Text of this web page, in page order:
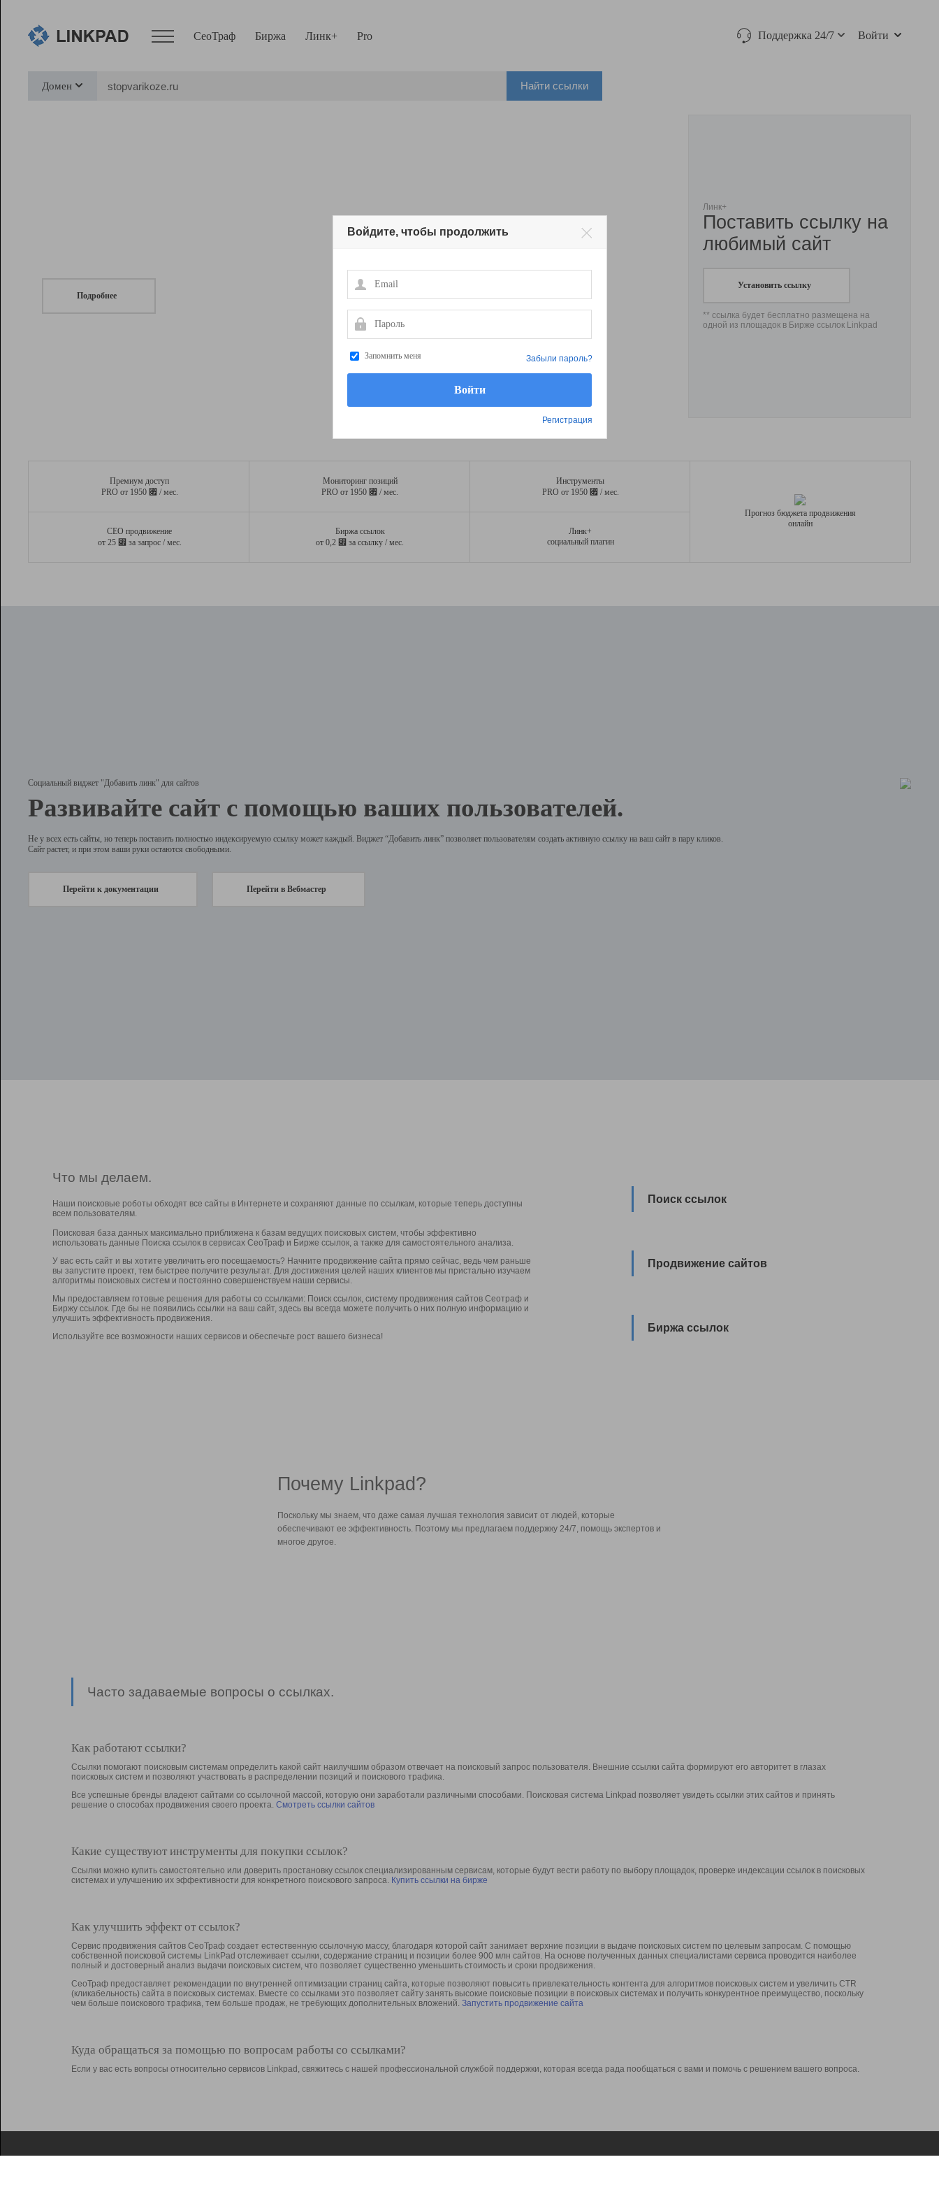
СеоТраф Биржа Линк+ Pro Поддержка 24/7 Войти
Домен Найти ссылки
Подробнее
Линк+
Поставить ссылку на
любимый сайт
Установить ссылку
** ссылка будет бесплатно размещена на
одной из площадок в Бирже ссылок Linkpad
Премиум доступ
PRO от 1950 ⃏ / мес.
Мониторинг позиций
PRO от 1950 ⃏ / мес.
Инструменты
PRO от 1950 ⃏ / мес.
СЕО продвижение
от 25 ⃏ за запрос / мес.
Биржа ссылок
от 0,2 ⃏ за ссылку / мес.
Линк+
социальный плагин
Прогноз бюджета продвижения
онлайн
Социальный виджет "Добавить линк" для сайтов
Развивайте сайт с помощью ваших пользователей.
Не у всех есть сайты, но теперь поставить полностью индексируемую ссылку может каждый. Виджет “Добавить линк” позволяет пользователям создать активную ссылку на ваш сайт в пару кликов.
Сайт растет, и при этом ваши руки остаются свободными.
Перейти к документации Перейти в Вебмастер
Что мы делаем.
Наши поисковые роботы обходят все сайты в Интернете и сохраняют данные по ссылкам, которые теперь доступны
всем пользователям.
Поисковая база данных максимально приближена к базам ведущих поисковых систем, чтобы эффективно
использовать данные Поиска ссылок в сервисах СеоТраф и Бирже ссылок, а также для самостоятельного анализа.
У вас есть сайт и вы хотите увеличить его посещаемость? Начните продвижение сайта прямо сейчас, ведь чем раньше
вы запустите проект, тем быстрее получите результат. Для достижения целей наших клиентов мы пристально изучаем
алгоритмы поисковых систем и постоянно совершенствуем наши сервисы.
Мы предоставляем готовые решения для работы со ссылками: Поиск ссылок, систему продвижения сайтов Сеотраф и
Биржу ссылок. Где бы не появились ссылки на ваш сайт, здесь вы всегда можете получить о них полную информацию и
улучшить эффективность продвижения.
Используйте все возможности наших сервисов и обеспечьте рост вашего бизнеса!
Поиск ссылок
Продвижение сайтов
Биржа ссылок
Почему Linkpad?
Поскольку мы знаем, что даже самая лучшая технология зависит от людей, которые
обеспечивают ее эффективность. Поэтому мы предлагаем поддержку 24/7, помощь экспертов и
многое другое.
Часто задаваемые вопросы о ссылках.
Как работают ссылки?
Ссылки помогают поисковым системам определить какой сайт наилучшим образом отвечает на поисковый запрос пользователя. Внешние ссылки сайта формируют его авторитет в глазах
поисковых систем и позволяют участвовать в раcпределении позиций и поискового трафика.
Все успешные бренды владеют сайтами со ссылочной массой, которую они заработали различными способами. Поисковая система Linkpad позволяет увидеть ссылки этих сайтов и принять
решение о способах продвижения своего проекта. Смотреть ссылки сайтов
Какие существуют инструменты для покупки ссылок?
Ссылки можно купить самостоятельно или доверить простановку ссылок специализированным сервисам, которые будут вести работу по выбору площадок, проверке индексации ссылок в поисковых
системах и улучшению их эффективности для конкретного поискового запроса. Купить ссылки на бирже
Как улучшить эффект от ссылок?
Сервис продвижения сайтов СеоТраф создает естественную ссылочную массу, благодаря которой сайт занимает верхние позиции в выдаче поисковых систем по целевым запросам. С помощью
собственной поисковой системы LinkPad отслеживает ссылки, содержание страниц и позиции более 900 млн сайтов. На основе полученных данных специалистами сервиса проводится наиболее
полный и достоверный анализ выдачи поисковых систем, что позволяет существенно уменьшить стоимость и сроки продвижения.
СеоТраф предоставляет рекомендации по внутренней оптимизации страниц сайта, которые позволяют повысить привлекательность контента для алгоритмов поисковых систем и увеличить CTR
(кликабельность) сайта в поисковых системах. Вместе со ссылками это позволяет сайту занять высокие поисковые позиции в поисковых системах и получить конкурентное преимущество, поскольку
чем больше поискового трафика, тем больше продаж, не требующих дополнительных вложений. Запустить продвижение сайта
Куда обращаться за помощью по вопросам работы со ссылками?
Если у вас есть вопросы относительно сервисов Linkpad, свяжитесь с нашей профессиональной службой поддержки, которая всегда рада пообщаться с вами и помочь с решением вашего вопроса.
Войдите, чтобы продолжить
Email
Пароль
Запомнить меня
Регистрация
Забыли пароль?